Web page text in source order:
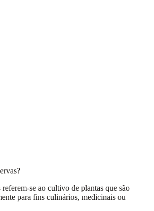
se ao cultivo de plantas que são
para fins culinários, medicinais ou